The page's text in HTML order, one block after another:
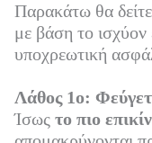
Παρακάτω θα
με βάση το ισχύον
υποχρεωτική
Λάθος 1ο:
Ίσως το πιο